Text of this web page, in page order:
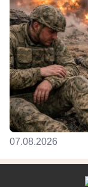
07.08.2026